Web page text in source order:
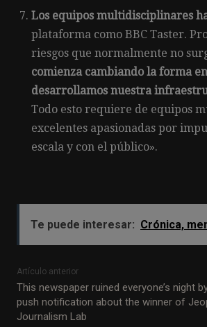
Los equipos multidisciplinares
plataforma como BBC Taster.
riesgos que normalmente no
comienza cambiando la forma
desarrollamos nuestra
Todo esto requiere de equipos
excelentes apasionadas por
escala y con el público».
Te puede interesar: Crónica,
Artículo anterior
This newspaper ruined everyone’s night
push notification about the winner of
Journalism Lab